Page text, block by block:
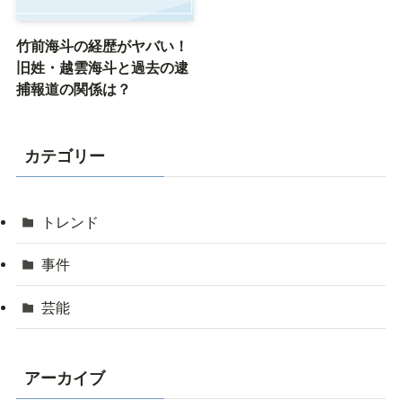
竹前海斗の経歴がヤバい！
旧姓・越雲海斗と過去の逮
捕報道の関係は？
カテゴリー
トレンド
事件
芸能
アーカイブ